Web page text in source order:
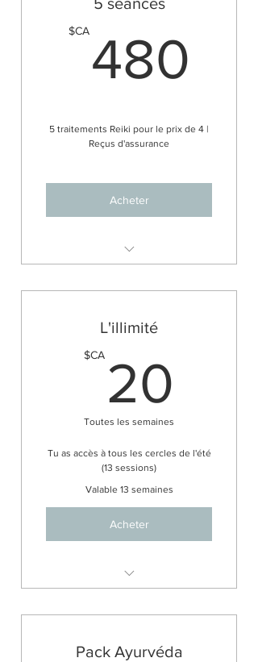
$CA 480
5 traitements Reiki pour le prix de 4 |
Reçus d'assurance
Acheter
L'illimité
$CA 20
Toutes les semaines
Tu as accès à tous les cercles de l'été
(13 sessions)
Valable 13 semaines
Acheter
feu
Pack Ayurvéda